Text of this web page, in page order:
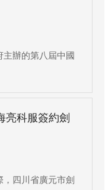
主辦的第八屆中國
亮科服簽約劍
四川省廣元市劍